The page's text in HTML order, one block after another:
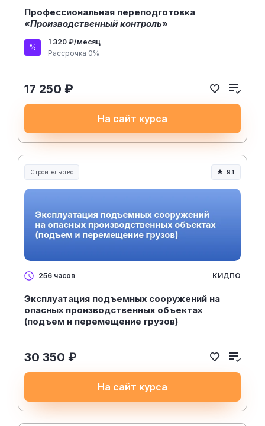
Профессиональная переподготовка
«Производственный контроль»
1 320 ₽/месяц
Рассрочка 0%
17 250 ₽
На сайт курса
Строительство
Строительство и инженерия
9.1
256 часов КИДПО
Эксплуатация подъемных сооружений на
опасных производственных объектах
(подъем и перемещение грузов)
30 350 ₽
На сайт курса